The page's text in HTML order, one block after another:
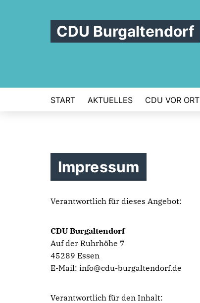
CDU Burgaltendorf
START AKTUELLES CDU VOR ORT
Impressum
Verantwortlich für dieses Angebot:
CDU Burgaltendorf
Auf der Ruhrhöhe 7
45289 Essen
E-Mail: info@cdu-burgaltendorf.de
Verantwortlich für den Inhalt: